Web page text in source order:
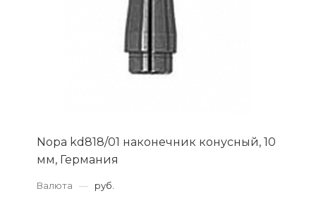
Nopa kd818/01 наконечник конусный, 10
мм, Германия
Валюта — руб.